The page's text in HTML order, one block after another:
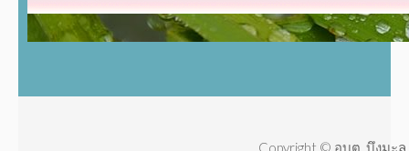
Copyright © อบต. บึงมะ